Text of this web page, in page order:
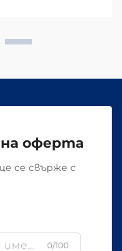
оферта
се свърже с
0/100